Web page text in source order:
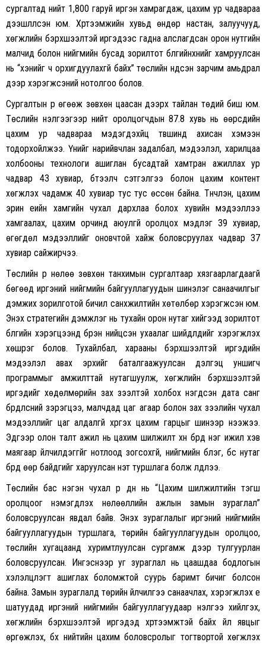
сургалтад нийт 1,800 гаруй иргэн хамрагдаж, цахим ур чадвараа
дээшлүүлсэн юм. Хүртээмжийн хувьд өндөр настан, залуучууд,
хөгжлийн бэрхшээлтэй иргэдээс гадна алслагдсан орон нутгийн
малчид болон нийгмийн бусад зорилтот бүлгийнхнийг хамруулсан
нь “хэнийг ч орхигдуулахгүй байх” төслийн үндсэн зарчим амьдрал
дээр хэрэгжсэний нотолгоо болов.
Сургалтын үр өгөөж зөвхөн цаасан дээрх тайлан төдий биш юм.
Төслийн үнэлгээгээр нийт оролцогчдын 87.8 хувь нь өөрсдийн
цахим ур чадвараа мэдэгдэхүйц түвшинд ахисан хэмээн
тодорхойлжээ. Үүнийг нарийвчлан задалбал, мэдээлэл, харилцаа
холбооны технологи ашиглан бусадтай хамтран ажиллах ур
чадвар 43 хувиар, бүтээлч сэтгэлгээ болон цахим контент
хөгжүүлэх чадамж 40 хувиар тус тус өссөн байна. Түүнчлэн, цахим
эрин үеийн хамгийн чухал дархлаа болох хувийн мэдээллээ
хамгаалах, цахим орчинд аюулгүй оролцох мэдлэг 39 хувиар,
өгөгдөл мэдээллийг оновчтой хайж боловсруулах чадвар 37
хувиар сайжирчээ.
Төслийн үр нөлөө зөвхөн танхимын сургалтаар хязгаарлагдаагүй
бөгөөд иргэний нийгмийн байгууллагуудын шинэлэг санаачилгыг
дэмжих зорилготой бичил санхүүжилтийн хөтөлбөр хэрэгжсэн юм.
Энэхүү стратегийн дэмжлэг нь тухайн орон нутаг хийгээд зорилтот
бүлгийн хэрэгцээнд бүрэн нийцсэн ухаалаг шийдлүүдийг хэрэгжүүлэх
хөшүүрэг болов. Тухайлбал, харааны бэрхшээлтэй иргэдийн
мэдээлэл авах эрхийг баталгаажуулсан дэлгэц уншигч
программыг амжилттай нутагшуулж, хөгжлийн бэрхшээлтэй
иргэдийг хөдөлмөрийн зах зээлтэй холбох нэгдсэн дата санг
бүрдүүлсний зэрэгцээ, малчдад цаг агаар болон зах зээлийн чухал
мэдээллийг цаг алдалгүй хүргэх цахим гарцыг шинээр нээжээ.
Эдгээр олон талт ажил нь цахим шилжилт хүн бүрд нэг ижил хэв
маягаар үйлчилдэггүйг нотлоод зогсохгүй, нийгмийн бүлэг, бүс нутаг
бүрд өөр байдгийг харуулсан үнэт туршлага болж үлдлээ.
Төслийн бас нэгэн чухал үр дүн нь “Цахим шилжилтийн тэгш
оролцоог нэмэгдүүлэх нөлөөллийн ажлын замын зураглал”
боловсруулсан явдал байв. Энэхүү зураглалыг иргэний нийгмийн
байгууллагуудын туршлага, төрийн байгууллагуудын оролцоо,
төслийн хугацаанд хуримтлуулсан сургамж дээр тулгуурлан
боловсруулсан. Ингэснээр уг зураглал нь цаашдаа бодлогын
хэлэлцүүлэгт ашиглах боломжтой суурь баримт бичиг болсон
байна. Замын зураглалд төрийн үйлчилгээ санаачлах, хэрэгжүүлэх үе
шатуудад иргэний нийгмийн байгууллагуудаар үнэлгээ хийлгэх,
хөгжлийн бэрхшээлтэй иргэдэд хүртээмжтэй байх үйл явцыг
өргөжүүлэх, бүх нийтийн цахим боловсролыг тогтвортой хөгжүүлэх